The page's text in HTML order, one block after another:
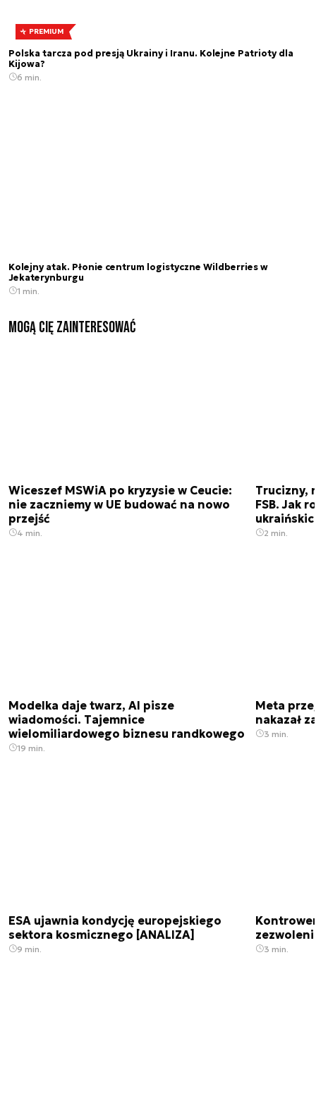
PREMIUM
Polska tarcza pod presją Ukrainy i Iranu. Kolejne Patrioty dla
Kijowa?
6 min.
Kolejny atak. Płonie centrum logistyczne Wildberries w
Jekaterynburgu
1 min.
Mogą Cię zainteresować
Wiceszef MSWiA po kryzysie w Ceucie:
nie zaczniemy w UE budować na nowo
przejść
4 min.
Trucizny,
FSB. Jak
2 min.
Modelka daje twarz, AI pisze
wiadomości. Tajemnice
wielomiliardowego biznesu randkowego
19 min.
Meta
nakazał
3 min.
ESA ujawnia kondycję europejskiego
sektora kosmicznego [ANALIZA]
9 min. 3 min.